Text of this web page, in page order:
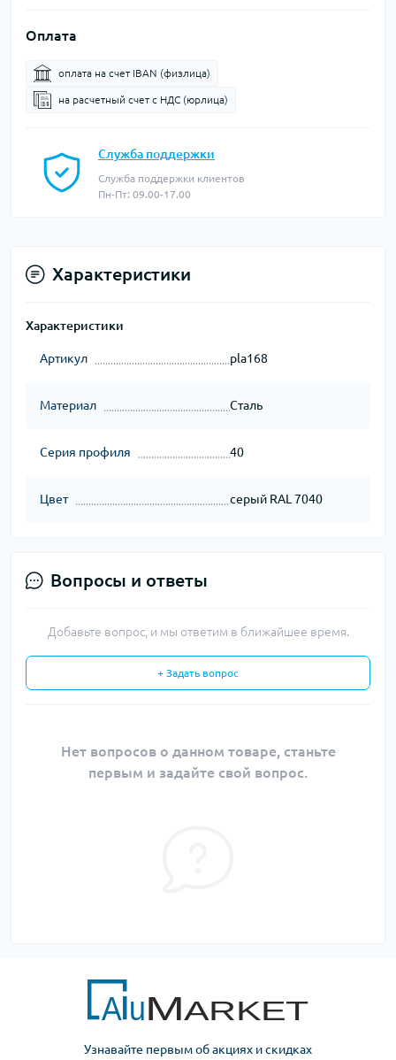
Оплата
оплата на счет IBAN (физлица)
на расчетный счет c НДС (юрлица)
Служба поддержки
Служба поддержки клиентов
Пн-Пт: 09.00-17.00
Характеристики
Характеристики
Артикул pla168
Материал Сталь
Серия профиля 40
Цвет серый RAL 7040
Вопросы и ответы
Добавьте вопрос, и мы ответим в ближайшее время.
+ Задать вопрос
Нет вопросов о данном товаре, станьте
первым и задайте свой вопрос.
Узнавайте первым об акциях и скидках